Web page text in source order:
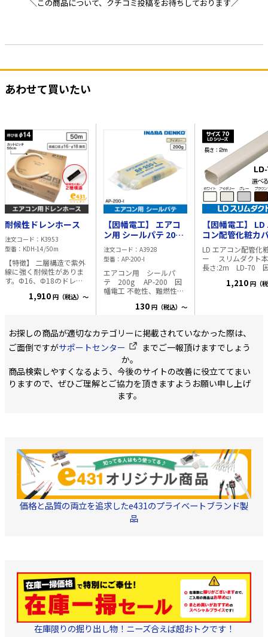
＼この商品について、クチコミ投稿をお待ちしております／
あわせて買いたい
耐候性ドレンホース
注文コード
K3953
型番
KDH-14/50m
【特徴】 二層構造で紫外
線に強く耐候性がありま
す。Φ16、Φ18のドレン
らのサイズにも接続可能
【用途】 エアコン用 【商
品属性】 長さ：50m 材
質：PE(ポリエチレン) 仕
び径(内径)：14φmm 接続
口径(Φmm)16・18兼用
カットピッチ：50cm
す。 ※曲げすぎると、応
力割れが生じる可能性が
あります。 ※長期間の使
用時は、内層の黒色部が
表れる場合があります
が、直接的な影響はござ
いません。 ※施工の際は
の原材料や生産環境の違
いによるもので、品質上
の問題はございません。
同一商品を複数回に分け
てご購入いただく場合
や、追加発注の際には色
味が完全に一致しない可
1,910 円（税込）～
【因幡電工】 エアコ
ン用 シールパテ 200g
アイボリー AP-200
注文コード
A3928
型番
AP-200-I
エアコン用 シールパ
テ 200g AP-200 因
幡電工 不乾性、難燃性、
イプのエアコン配管用 シ
～40℃ 内容量:200g 色:ア
イボリー
130 円（税込）～
【因幡電工】
コン配管化粧カ
スリムダクト本
さ:2m LD-70【
リー】
LD エアコン配管化
ー スリムダクト
長さ:2m LD-70
を使用し、いつま
・難燃材料を使用
性にも配慮していま
幅:68㎜ 奥行:58㎜
1,210 円（
お探しの商品が適切なカテゴリーに掲載されていなかった際は、
ご面倒ですがサポートセンター
までご一報頂けますでしょう
か。
商品検索しやすくなるよう、今後のサイトの改善に役立ててまい
りますので、ぜひご理解とご協力を頂きますようお願い申し上げ
ます。
価格と品質の両立を追求したe431のプライベートブランド製
品
在庫限りの掘り出し物！ニーズ合えば超おトクです！